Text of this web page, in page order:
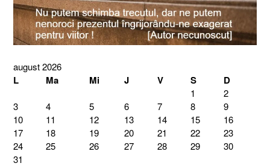
august 2026
L Ma Mi J V S D
1
2
3
4 5 6 7 8
9
10
11 12 13 14 15
16
17
18 19 20 21 22
23
24
25 26 27 28 29
30
31